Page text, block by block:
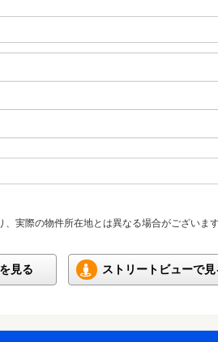
実際の物件所在地とは異なる場合がございます
見る ストリートビューで見